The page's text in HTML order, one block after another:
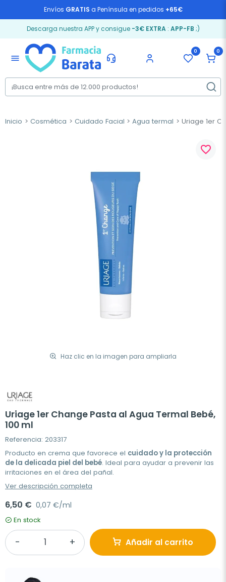
Envíos GRATIS a Península en pedidos +65€
Descarga nuestra APP y consigue -3€ EXTRA: APP-FB ;)
menu
0 0
Inicio Cosmética Cuidado Facial Agua termal Uriage 1er
Haz clic en la imagen para ampliarla
favorite_border
Uriage 1er Change Pasta al Agua Termal Bebé,
100 ml
Referencia: 203317
Producto en crema que favorece el cuidado y la protección
de la delicada piel del bebé. Ideal para ayudar a prevenir las
irritaciones en el área del pañal.
Ver descripción completa
6,50 € 0,07 €/ml
En stock
Añadir al carrito